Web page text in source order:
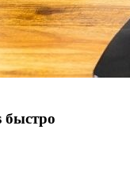
быстро